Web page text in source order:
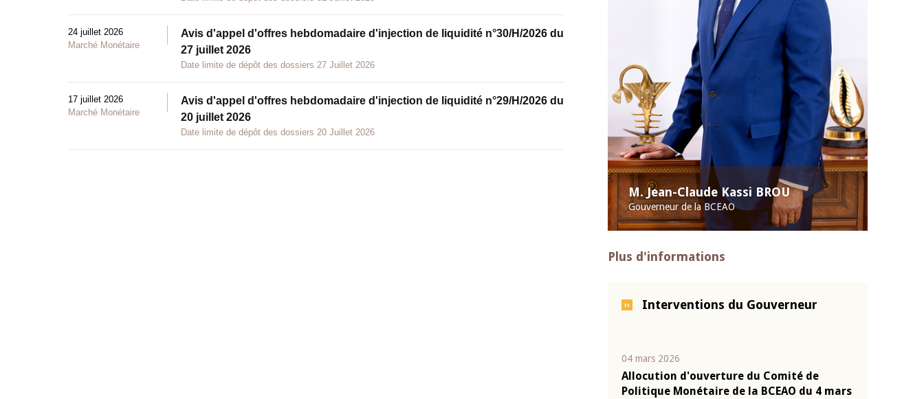
M. Jean-Claude Kassi BROU
Gouverneur de la BCEAO
Plus d'informations
Interventions du Gouverneur
04 mars 2026
Allocution d'ouverture du Comité de
Politique Monétaire de la BCEAO du 4 mars
24 juillet 2026
Marché Monétaire
Avis d'appel d'offres hebdomadaire d'injection de liquidité n°30/H/2026 du
27 juillet 2026
Date limite de dépôt des dossiers 27 Juillet 2026
17 juillet 2026
Marché Monétaire
Avis d'appel d'offres hebdomadaire d'injection de liquidité n°29/H/2026 du
20 juillet 2026
Date limite de dépôt des dossiers 20 Juillet 2026